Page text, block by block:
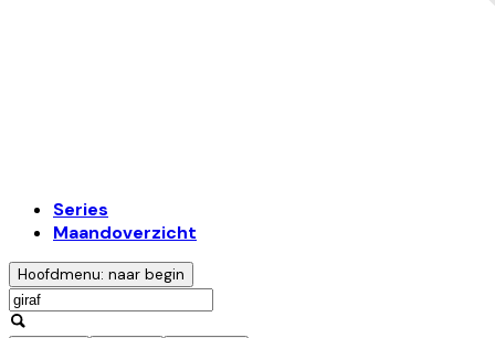
Series
Maandoverzicht
Hoofdmenu: naar begin